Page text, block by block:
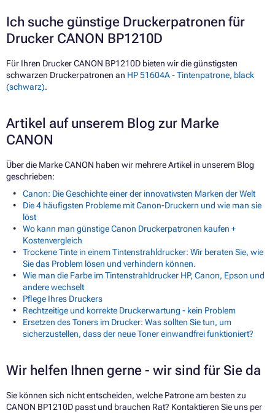
Ich suche günstige Druckerpatronen für
Drucker CANON BP1210D
Für Ihren Drucker CANON BP1210D bieten wir die günstigsten
schwarzen Druckerpatronen an HP 51604A - Tintenpatrone, black
(schwarz).
Artikel auf unserem Blog zur Marke
CANON
Über die Marke CANON haben wir mehrere Artikel in unserem Blog
geschrieben:
Canon: Die Geschichte einer der innovativsten Marken der Welt
Die 4 häufigsten Probleme mit Canon-Druckern und wie man sie
löst
Wo kann man günstige Canon Druckerpatronen kaufen +
Kostenvergleich
Trockene Tinte in einem Tintenstrahldrucker: Wir beraten Sie, wie
Sie das Problem lösen und verhindern können.
Wie man die Farbe im Tintenstrahldrucker HP, Canon, Epson und
andere wechselt
Pflege Ihres Druckers
Rechtzeitige und korrekte Druckerwartung - kein Problem
Ersetzen des Toners im Drucker: Was sollten Sie tun, um
sicherzustellen, dass der neue Toner einwandfrei funktioniert?
Wir helfen Ihnen gerne - wir sind für Sie da
Sie können sich nicht entscheiden, welche Patrone am besten zu
CANON BP1210D passt und brauchen Rat? Kontaktieren Sie uns per